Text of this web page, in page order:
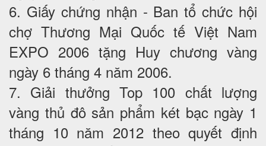
6. Giấy chứng nhận - Ban tổ chức hội
chợ Thương Mại Quốc tế Việt Nam
EXPO 2006 tặng Huy chương vàng
ngày 6 tháng 4 năm 2006.
7. Giải thưởng Top 100 chất lượng
vàng thủ đô sản phẩm két bạc ngày 1
tháng 10 năm 2012 theo quyết định